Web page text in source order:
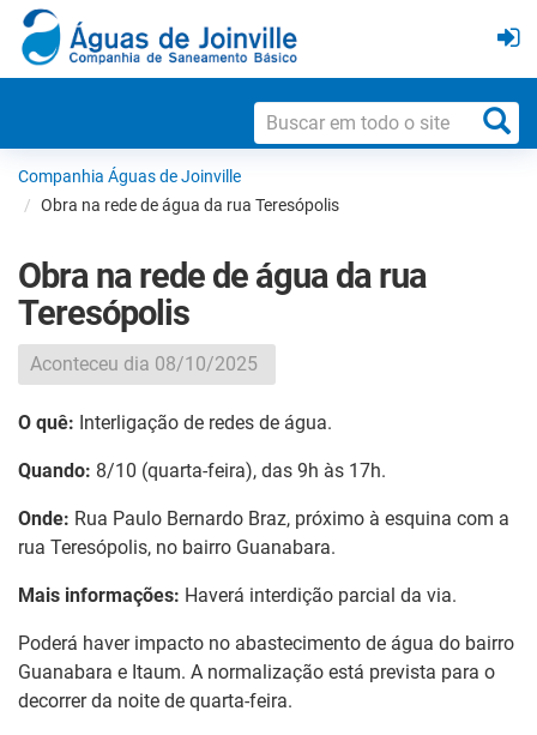
Companhia Águas de Joinville
Obra na rede de água da rua Teresópolis
Obra na rede de água da rua
Teresópolis
Aconteceu dia 08/10/2025
O quê: Interligação de redes de água.
Quando: 8/10 (quarta-feira), das 9h às 17h.
Onde: Rua Paulo Bernardo Braz, próximo à esquina com a
rua Teresópolis, no bairro Guanabara.
Mais informações: Haverá interdição parcial da via.
Poderá haver impacto no abastecimento de água do bairro
Guanabara e Itaum. A normalização está prevista para o
decorrer da noite de quarta-feira.